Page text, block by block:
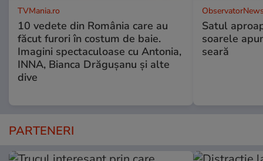
TVMania.ro
10 vedete din România care au
făcut furori în costum de baie.
Imagini spectaculoase cu Antonia,
INNA, Bianca Drăgușanu și alte
dive
Satul
soarele
seară
PARTENERI